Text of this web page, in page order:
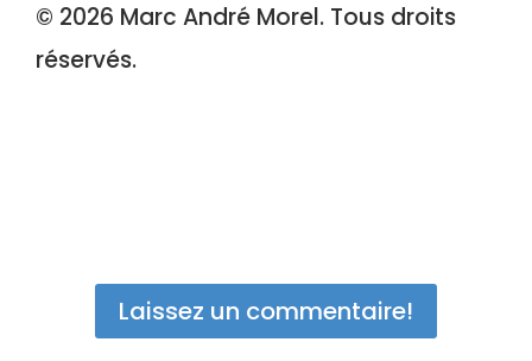
© 2026 Marc André Morel. Tous droits
réservés.
Laissez un commentaire!